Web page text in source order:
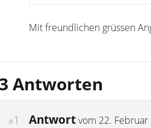
Mit freundlichen grüssen
3 Antworten
#1 Antwortvom 22.